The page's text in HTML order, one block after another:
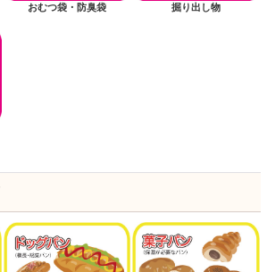
おむつ袋・防臭袋 掘り出し物